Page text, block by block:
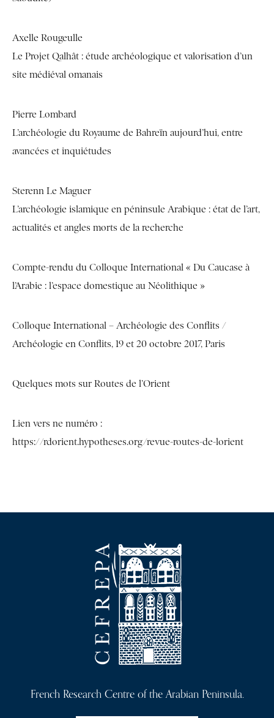
Axelle Rougeulle
Le Projet Qalhât : étude archéologique et valorisation d’un
site médiéval omanais
Pierre Lombard
L’archéologie du Royaume de Bahreïn aujourd’hui, entre
avancées et inquiétudes
Sterenn Le Maguer
L’archéologie islamique en péninsule Arabique : état de l’art,
actualités et angles morts de la recherche
Compte-rendu du Colloque International « Du Caucase à
l’Arabie : l’espace domestique au Néolithique »
Colloque International – Archéologie des Conflits /
Archéologie en Conflits, 19 et 20 octobre 2017, Paris
Quelques mots sur Routes de l’Orient
Lien vers ne numéro :
https://rdorient.hypotheses.org/revue-routes-de-lorient
French Research Centre of the Arabian Peninsula.